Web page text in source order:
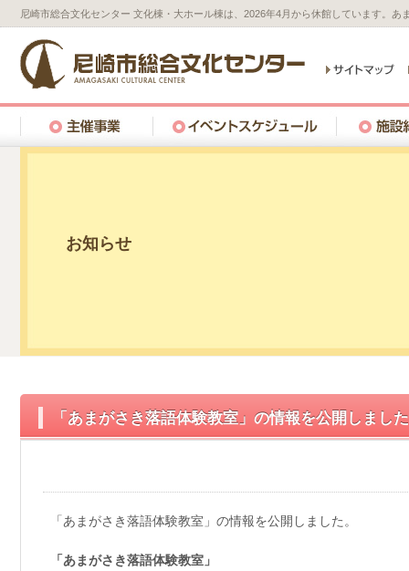
尼崎市総合文化センター 文化棟・大ホール棟は、2026年4月から休館しています。
お知らせ
「あまがさき落語体験教室」の情報を公開しまし
「あまがさき落語体験教室」の情報を公開しました。
「あまがさき落語体験教室」